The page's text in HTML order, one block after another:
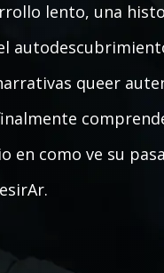
lento, una
queer
como ve su